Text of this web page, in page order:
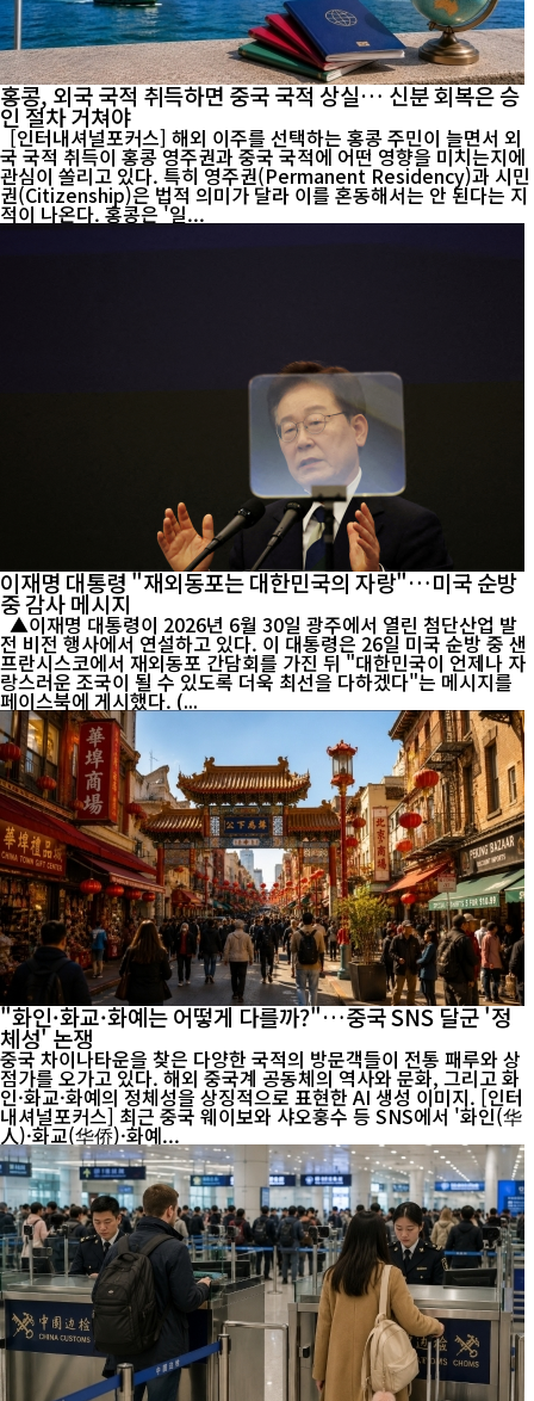
홍콩, 외국 국적 취득하면 중국 국적 상실… 신분 회복은 승
인 절차 거쳐야
[인터내셔널포커스] 해외 이주를 선택하는 홍콩 주민이 늘면서 외
국 국적 취득이 홍콩 영주권과 중국 국적에 어떤 영향을 미치는지에
관심이 쏠리고 있다. 특히 영주권(Permanent Residency)과 시민
권(Citizenship)은 법적 의미가 달라 이를 혼동해서는 안 된다는 지
적이 나온다. 홍콩은 '일...
이재명 대통령 "재외동포는 대한민국의 자랑"…미국 순방
중 감사 메시지
▲이재명 대통령이 2026년 6월 30일 광주에서 열린 첨단산업 발
전 비전 행사에서 연설하고 있다. 이 대통령은 26일 미국 순방 중 샌
프란시스코에서 재외동포 간담회를 가진 뒤 "대한민국이 언제나 자
랑스러운 조국이 될 수 있도록 더욱 최선을 다하겠다"는 메시지를
페이스북에 게시했다. (...
"화인·화교·화예는 어떻게 다를까?"…중국 SNS 달군 '정
체성' 논쟁
중국 차이나타운을 찾은 다양한 국적의 방문객들이 전통 패루와 상
점가를 오가고 있다. 해외 중국계 공동체의 역사와 문화, 그리고 화
인·화교·화예의 정체성을 상징적으로 표현한 AI 생성 이미지. [인터
내셔널포커스] 최근 중국 웨이보와 샤오훙수 등 SNS에서 '화인(华
人)·화교(华侨)·화예...